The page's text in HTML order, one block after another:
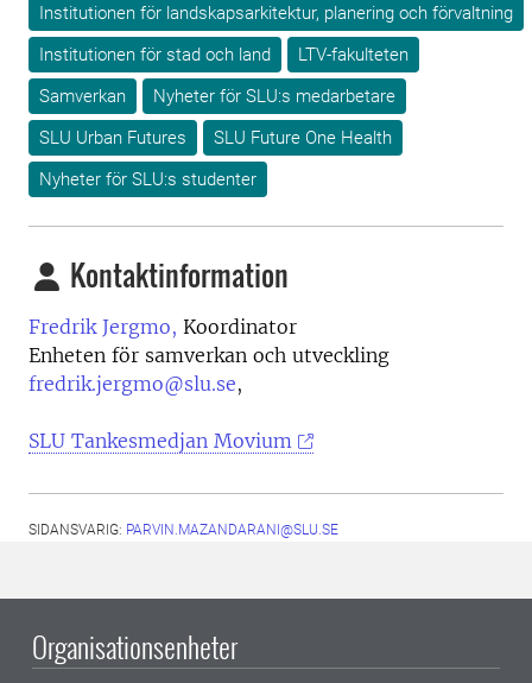
Institutionen för landskapsarkitektur, planering och förvaltning
Institutionen för stad och land
LTV-fakulteten
Samverkan
Nyheter för SLU:s medarbetare
SLU Urban Futures
SLU Future One Health
Nyheter för SLU:s studenter
Kontaktinformation
Fredrik Jergmo, Koordinator
Enheten för samverkan och utveckling
fredrik.jergmo@slu.se,
SLU Tankesmedjan Movium
SIDANSVARIG: PARVIN.MAZANDARANI@SLU.SE
Organisationsenheter